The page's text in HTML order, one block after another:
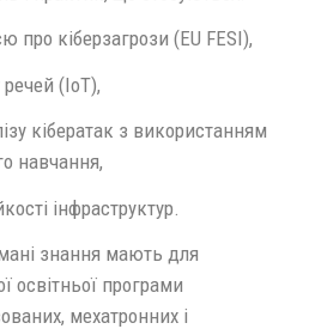
про кіберзагрози (EU FESI),
речей (IoT),
кібератак з використанням
навчання,
інфраструктур.
знання мають для
освітньої програми
мехатронних і